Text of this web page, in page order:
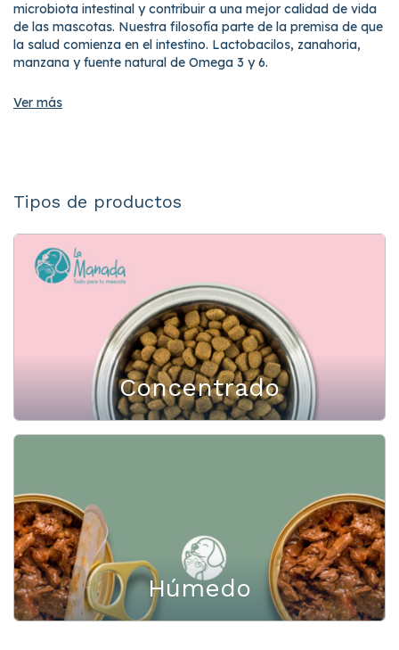
microbiota intestinal y contribuir a una mejor calidad de vida
de las mascotas. Nuestra filosofía parte de la premisa de que
la salud comienza en el intestino. Lactobacilos, zanahoria,
manzana y fuente natural de Omega 3 y 6.
Ver más
Tipos de productos
Concentrado
Húmedo